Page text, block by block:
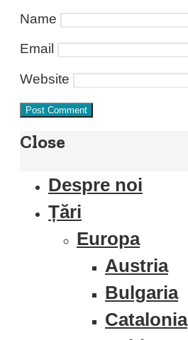
Name
Email
Website
Close
Despre noi
Țări
Europa
Austria
Bulgaria
Catalonia